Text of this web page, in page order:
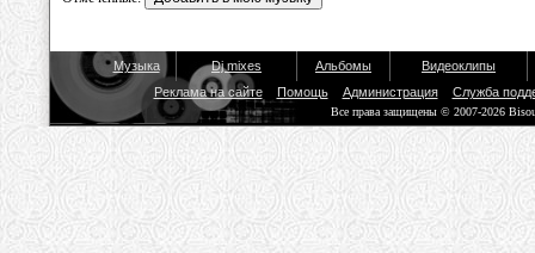
Музыка Dj mixes Альбомы
Видеоклипы
Реклама на сайте
Помощь Администрация Служба
Все права защищены © 2007-2026